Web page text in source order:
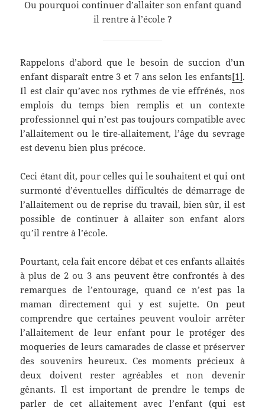
Ou pourquoi continuer d’allaiter son enfant quand
il rentre à l’école ?
Rappelons d’abord que le besoin de succion d’un
enfant disparaît entre 3 et 7 ans selon les enfants[1].
Il est clair qu’avec nos rythmes de vie effrénés, nos
emplois du temps bien remplis et un contexte
professionnel qui n’est pas toujours compatible avec
l’allaitement ou le tire-allaitement, l’âge du sevrage
est devenu bien plus précoce.
Ceci étant dit, pour celles qui le souhaitent et qui ont
surmonté d’éventuelles difficultés de démarrage de
l’allaitement ou de reprise du travail, bien sûr, il est
possible de continuer à allaiter son enfant alors
qu’il rentre à l’école.
Pourtant, cela fait encore débat et ces enfants allaités
à plus de 2 ou 3 ans peuvent être confrontés à des
remarques de l’entourage, quand ce n’est pas la
maman directement qui y est sujette. On peut
comprendre que certaines peuvent vouloir arrêter
l’allaitement de leur enfant pour le protéger des
moqueries de leurs camarades de classe et préserver
des souvenirs heureux. Ces moments précieux à
deux doivent rester agréables et non devenir
gênants. Il est important de prendre le temps de
parler de cet allaitement avec l’enfant (qui est